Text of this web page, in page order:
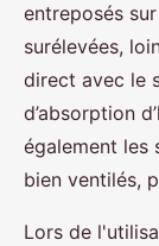
entreposés
surélevées,
direct avec le
d’absorption
également les
bien ventilés,
Lors de